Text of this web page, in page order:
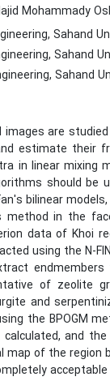
Mohammady
Sahand
Sahand
Sahand
images are
estimate their
in linear mixing
should
bilinear
method in the
data of Khoi
using the N-
of zeolite
and
the BPOGM
and
map of the region